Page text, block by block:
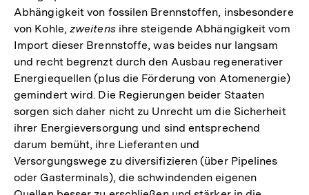
Abhängigkeit von fossilen Brennstoffen, insbesondere
von Kohle, zweitensihre steigende Abhängigkeit vom
Import dieser Brennstoffe, was beides nur langsam
und recht begrenzt durch den Ausbau regenerativer
Energiequellen (plus die Förderung von Atomenergie)
gemindert wird. Die Regierungen beider Staaten
sorgen sich daher nicht zu Unrecht um die Sicherheit
ihrer Energieversorgung und sind entsprechend
darum bemüht, ihre Lieferanten und
Versorgungswege zu diversifizieren (über Pipelines
oder Gasterminals), die schwindenden eigenen